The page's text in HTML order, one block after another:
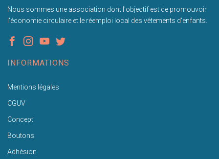
Nous sommes une association dont l'objectif est de promouvoir
l'économie circulaire et le réemploi local des vêtements d'enfants.
INFORMATIONS
Mentions légales
CGUV
Concept
Boutons
Adhésion